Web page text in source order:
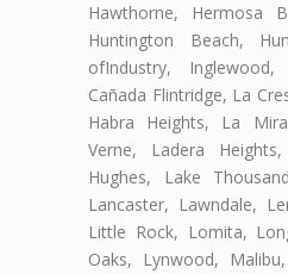
Hawthorne, Hermosa
Huntington Beach,
ofIndustry,
Cañada Flintridge, La
Habra Heights, La
Verne, Ladera
Hughes, Lake
Lancaster, Lawndale,
Little Rock, Lomita,
Oaks, Lynwood,